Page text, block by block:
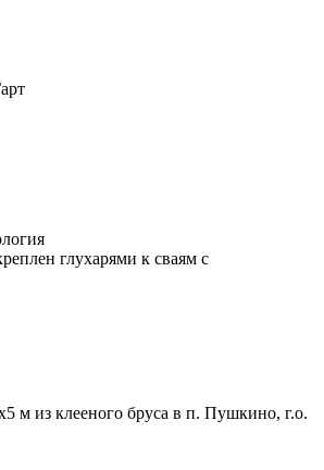
глухарями к сваям с
м из клееного бруса в п. Пушкино, г.о.